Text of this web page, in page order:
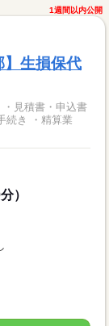
1週間以内公開
】生損保代
続き ・精算業
）